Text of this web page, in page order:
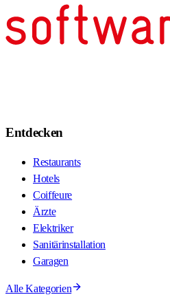
Entdecken
Restaurants
Hotels
Coiffeure
Ärzte
Elektriker
Sanitärinstallation
Garagen
Alle Kategorien